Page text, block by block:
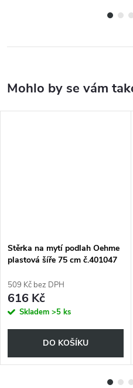
Stěrka na mytí podlah Oehme
plastová šíře 75 cm č.401047
509 Kč bez DPH
616 Kč
Skladem >5 ks
DO KOŠÍKU